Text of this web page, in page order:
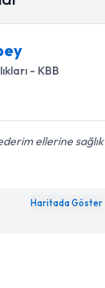
- KBB
ellerine sağlık
Haritada Göster